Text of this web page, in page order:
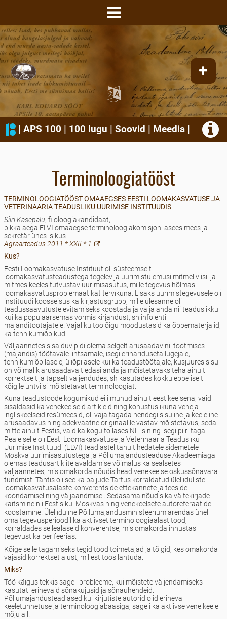
| APS 100 | 100 lugu | Soovid | Meedia|
Terminoloogiatööst
TERMINOLOOGIATÖÖST OMAAEGSES EESTI LOOMAKASVATUSE JA
VETERINAARIA TEADUSLIKU UURIMISE INSTITUUDIS
Siiri Kasepalu, filoloogiakandidaat,
pikka aega ELVI omaaegse terminoloogiakomisjoni aseesimees ja
sekretär ühes isikus
Agraarteadus 2011 * XXII * 1
Kus?
Eesti Loomakasvatuse Instituut oli süsteemselt
loomakasvatusteadustega tegelev ja uurimistulemusi mitmel viisil ja
mitmes keeles tutvustav uurimisasutus, mille tegevus hõlmas
loomakasvatusproblemaatikat tervikuna. Lisaks uurimistegevusele oli
instituudi koosseisus ka kirjastusgrupp, mille ülesanne oli
teadussaavutuste evitamiseks koostada ja välja anda nii teaduslikku
kui ka populaarsemas vormis kirjandust, sh infolehti
majanditöötajatele. Vajaliku töölõigu moodustasid ka õppematerjalid,
ka tehnikumiõpikud.
Väljaannetes sisalduv pidi olema selgelt arusaadav nii tootmises
(majandis) töötavale lihtsamale, isegi erihariduseta lugejale,
tehnikumiõpilasele, üliõpilasele kui ka teadustöötajale, kusjuures sisu
on võimalik arusaadavalt edasi anda ja mõistetavaks teha ainult
korrektselt ja täpselt väljendudes, sh kasutades kokkuleppeliselt
kõigile ühtviisi mõistetavat terminoloogiat.
Kuna teadustööde kogumikud ei ilmunud ainult eestikeelsena, vaid
sisaldasid ka venekeelseid artikleid ning kohustuslikuna veneja
ingliskeelseid resümeesid, oli vaja tagada nendegi sisuline ja keeleline
arusaadavus ning adekvaatne originaalile vastav mõistetavus, seda
mitte ainult Eestis, vaid ka kogu tollases NL-is ning isegi piiri taga.
Peale selle oli Eesti Loomakasvatuse ja Veterinaaria Teadusliku
Uurimise Instituudi (ELVI) teadlastel tänu tihedatele sidemetele
Moskva uurimisasutustega ja Põllumajandusteaduse Akadeemiaga
olemas teadusartiklite avaldamise võimalus ka sealsetes
väljaannetes, mis omakorda nõudis head venekeelse oskussõnavara
tundmist. Tähtis oli see ka paljude Tartus korraldatud üleliiduliste
loomakasvatusalaste konverentside ettekannete ja teeside
koondamisel ning väljaandmisel. Sedasama nõudis ka väitekirjade
kaitsmine nii Eestis kui Moskvas ning venekeelsete autoreferaatide
koostamine. Üleliiduline Põllumajandusministeerium arendas ühel
oma tegevusperioodil ka aktiivset terminoloogiaalast tööd,
korraldades sellealaseid konverentse, mis omakorda innustas
tegevust ka perifeerias.
Kõige selle tagamiseks tegid tööd toimetajad ja tõlgid, kes omakorda
vajasid korrektset alust, millest töös lähtuda.
Miks?
Töö käigus tekkis sageli probleeme, kui mõistete väljendamiseks
kasutati erinevaid sõnakujusid ja sõnaühendeid.
Põllumajandusteadlased kui kirjutiste autorid olid erineva
keeletunnetuse ja terminoloogiabaasiga, sageli ka aktiivse vene keele
mõju all.